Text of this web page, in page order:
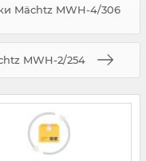
Mächtz MWH-4/306
MWH-2/254